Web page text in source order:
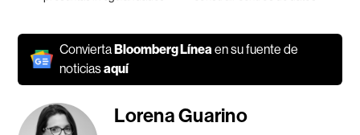
ConviertaBloomberg Línea en su fuente de
noticiasaquí
Lorena Guarino